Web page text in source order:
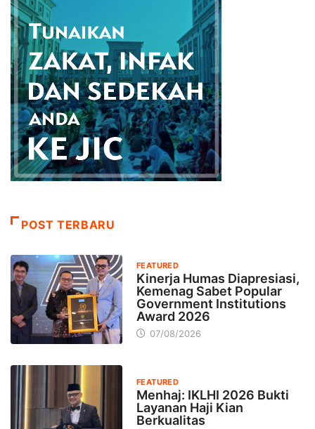
POST TERBARU
FEATURED
Kinerja Humas Diapresiasi,
Kemenag Sabet Popular
Government Institutions
Award 2026
07/08/2026
FEATURED
Menhaj: IKLHI 2026 Bukti
Layanan Haji Kian
Berkualitas